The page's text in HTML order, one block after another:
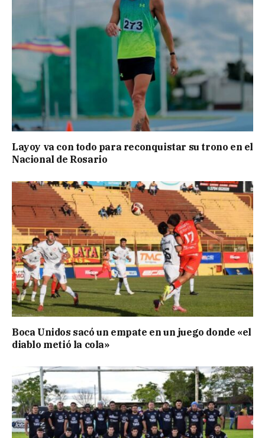
Layoy va con todo para reconquistar su trono en el
Nacional de Rosario
Boca Unidos sacó un empate en un juego donde «el
diablo metió la cola»